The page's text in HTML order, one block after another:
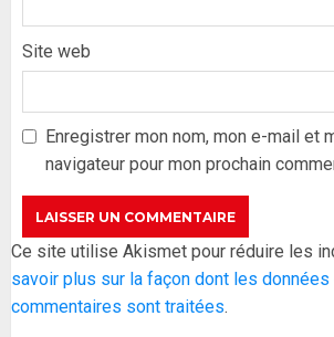
Site web
Enregistrer mon nom, mon e-mail et
navigateur pour mon prochain
Ce site utilise Akismet pour réduire les
savoir plus sur la façon dont les
commentaires sont traitées.
Formation du
ses lignes
garde ses
26 MAI 2026 0
Réintégration de
l’Assemblée
Mergane